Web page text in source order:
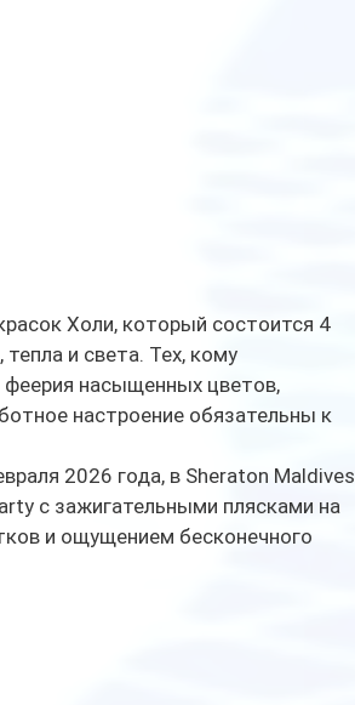
Холи, который состоится 4
и света. Тех, кому
феерия насыщенных цветов,
настроение обязательны к
2026 года, в Sheraton Maldives
с зажигательными плясками на
и ощущением бесконечного